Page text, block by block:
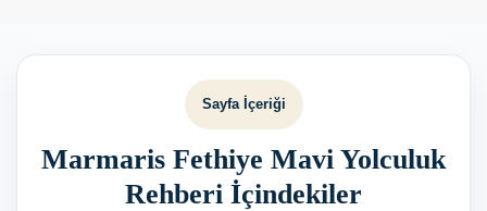
Sayfa İçeriği
Marmaris Fethiye Mavi Yolculuk
Rehberi İçindekiler